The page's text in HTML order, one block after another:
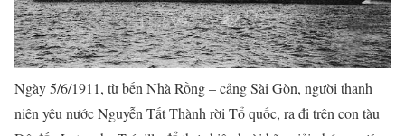
Ngày 5/6/1911, từ bến Nhà Rồng – cảng Sài Gòn, người thanh
niên yêu nước Nguyễn Tất Thành rời Tổ quốc, ra đi trên con tàu